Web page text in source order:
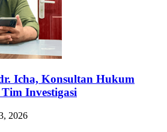
Icha, Konsultan Hukum
Investigasi
2026